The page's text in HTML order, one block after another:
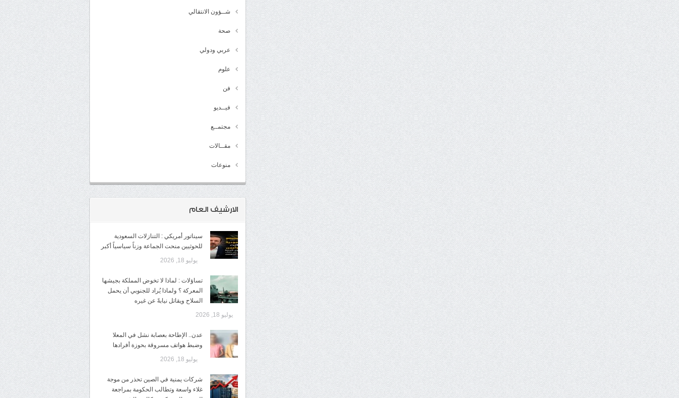
شــؤون الانتقالي
صحة
عربي ودولي
علوم
فن
فيــديو
مجتمــع
مقــالات
منوعات
الارشيف العام
سيناتور أمريكي : التنازلات السعودية
للحوثيين منحت الجماعة وزناً سياسياً أكبر
يوليو 18, 2026
تساؤلات : لماذا لا تخوض المملكة بجيشها
المعركة ؟ ولماذا يُراد للجنوبي أن يحمل
السلاح ويقاتل نيابةً عن غيره
يوليو 18, 2026
عدن.. الإطاحة بعصابة نشل في المعلا
وضبط هواتف مسروقة بحوزة أفرادها
يوليو 18, 2026
شركات يمنية في الصين تحذر من موجة
غلاء واسعة وتطالب الحكومة بمراجعة